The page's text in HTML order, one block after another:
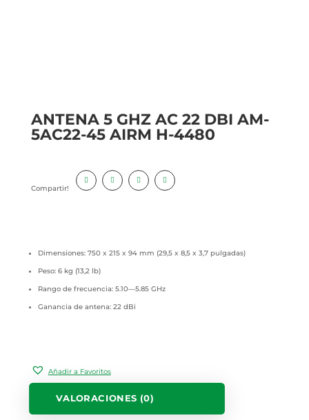
ANTENA 5 GHZ AC 22 DBI AM-
5AC22-45 AIRM H-4480
Compartir!
Dimensiones: 750 x 215 x 94 mm (29,5 x 8,5 x 3,7 pulgadas)
Peso: 6 kg (13,2 lb)
Rango de frecuencia: 5.10—5.85 GHz
Ganancia de antena: 22 dBi
Añadir a Favoritos
VALORACIONES (0)